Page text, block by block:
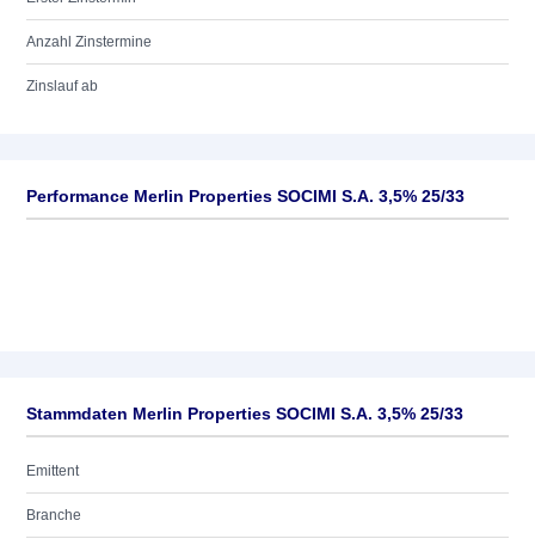
Anzahl Zinstermine
Zinslauf ab
Performance Merlin Properties SOCIMI S.A. 3,5% 25/33
Stammdaten Merlin Properties SOCIMI S.A. 3,5% 25/33
Emittent
Branche